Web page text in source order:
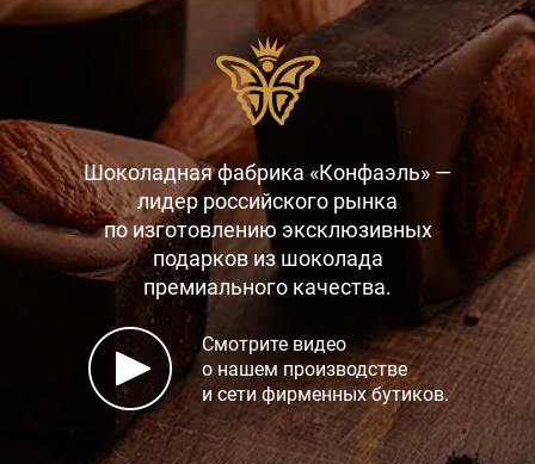
Шоколадная фабрика «Конфаэль» —
лидер российского рынка
по изготовлению эксклюзивных
подарков из шоколада
премиального качества.
Смотрите видео
о нашем производстве
и сети фирменных бутиков.